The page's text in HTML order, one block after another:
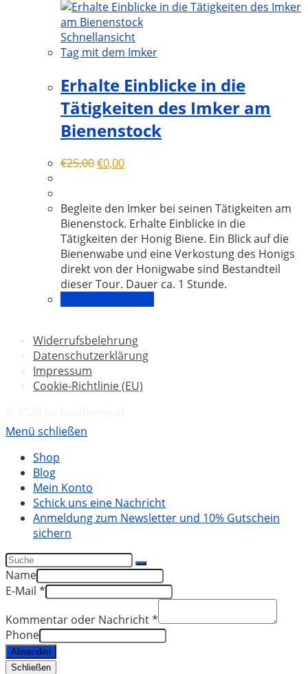
Schnellansicht
Tag mit dem Imker
Erhalte Einblicke in die
Tätigkeiten des Imker am
Bienenstock
€25,00€0,00
Begleite den Imker bei seinen Tätigkeiten am
Bienenstock. Erhalte Einblicke in die
Tätigkeiten der Honig Biene. Ein Blick auf die
Bienenwabe und eine Verkostung des Honigs
direkt von der Honigwabe sind Bestandteil
dieser Tour. Dauer ca. 1 Stunde.
Widerrufsbelehrung
Datenschutzerklärung
Impressum
Cookie-Richtlinie (EU)
Menü schließen
Shop
Blog
Mein Konto
Schick uns eine Nachricht
Anmeldung zum Newsletter und 10% Gutschein
sichern
Name
E-Mail *
Kommentar oder Nachricht*
Phone
Absenden
Schließen